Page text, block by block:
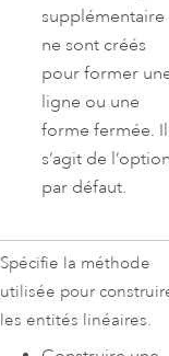
supplémentaire
ne sont créés
pour former
ligne ou une
forme fermée. Il
s’agit de l’option
par défaut.
Spécifie la méthode
utilisée pour
les entités linéaires.